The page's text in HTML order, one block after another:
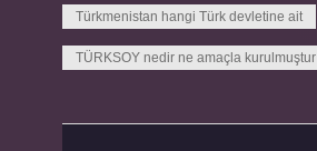
Türkmenistan hangi Türk devletine ait
TÜRKSOY nedir ne amaçla kurulmuştur